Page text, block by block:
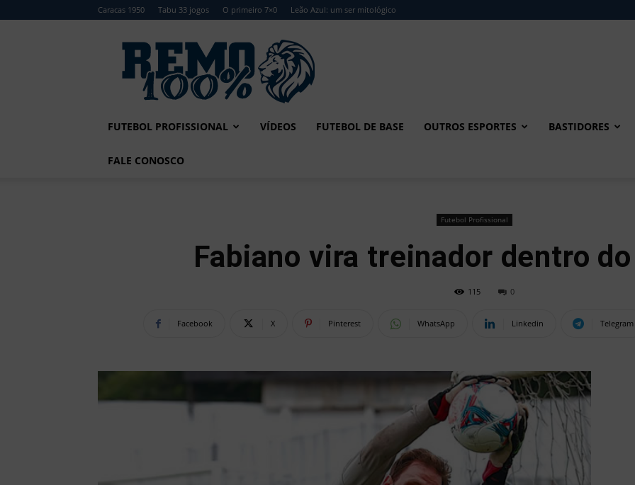
Caracas 1950 Tabu 33 jogos O primeiro 7×0 Leão Azul: um ser mitológico
Remo
FUTEBOL PROFISSIONAL VÍDEOS FUTEBOL DE BASE OUTROS ESPORTES BASTIDORES
FALE CONOSCO
Futebol Profissional
Fabiano vira treinador dentro
115 0
Facebook X Pinterest WhatsApp Linkedin Telegram